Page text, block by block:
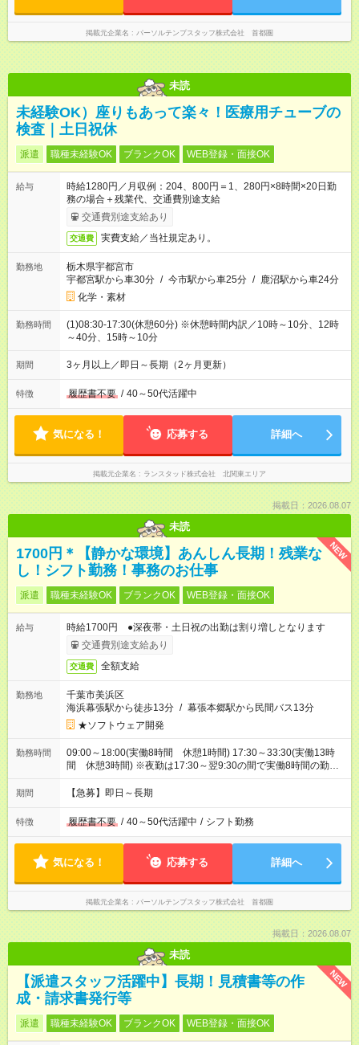
掲載元企業名 パーソルテンプスタッフ株式会社 首都圏
未読
未経験OK）座りもあって楽々！医療用チューブの
検査｜土日祝休
派遣 職種未経験OK ブランクOK WEB登録・面接OK
給与
時給1280円／月収例：204、800円＝1、280円×8時間×20日勤
務の場合＋残業代、交通費別途支給
交通費別途支給あり
交通費 実費支給／当社規定あり。
勤務地
栃木県宇都宮市
宇都宮駅から車30分 / 今市駅から車25分 / 鹿沼駅から車24分
化学・素材
勤務時間
(1)08:30-17:30(休憩60分) ※休憩時間内訳／10時～10分、12時
～40分、15時～10分
期間 3ヶ月以上／即日～長期（2ヶ月更新）
特徴 履歴書不要 / 40～50代活躍中
気になる！ 応募する 詳細へ
掲載元企業名 ランスタッド株式会社 北関東エリア
掲載日：2026.08.07
未読
NEW
1700円＊【静かな環境】あんしん長期！残業な
し！シフト勤務！事務のお仕事
派遣 職種未経験OK ブランクOK WEB登録・面接OK
給与
時給1700円 ●深夜帯・土日祝の出勤は割り増しとなります
交通費別途支給あり
交通費 全額支給
勤務地
千葉市美浜区
海浜幕張駅から徒歩13分 / 幕張本郷駅から民間バス13分
★ソフトウェア開発
勤務時間
09:00～18:00(実働8時間 休憩1時間) 17:30～33:30(実働13時
間 休憩3時間) ※夜勤は17:30～翌9:30の間で実働8時間の勤務
となります※夜勤月6回
期間 【急募】即日～長期
特徴 履歴書不要 / 40～50代活躍中 / シフト勤務
気になる！ 応募する 詳細へ
掲載元企業名 パーソルテンプスタッフ株式会社 首都圏
掲載日：2026.08.07
未読
NEW
【派遣スタッフ活躍中】長期！見積書等の作
成・請求書発行等
派遣 職種未経験OK ブランクOK WEB登録・面接OK